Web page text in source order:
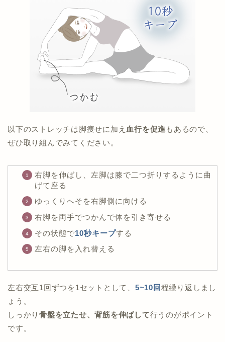
以下のストレッチは脚痩せに加え 血行を促進 もあるので、
ぜひ取り組んでみてください。
右脚を伸ばし、左脚は膝で二つ折りするように曲
げて座る
ゆっくりへそを右脚側に向ける
右脚を両手でつかんで体を引き寄せる
その状態で10秒キープする
左右の脚を入れ替える
左右交互1回ずつを1セットとして、 5~10回程繰り返しまし
ょう。
しっかり骨盤を立たせ、背筋を伸ばして行うのがポイント
です。